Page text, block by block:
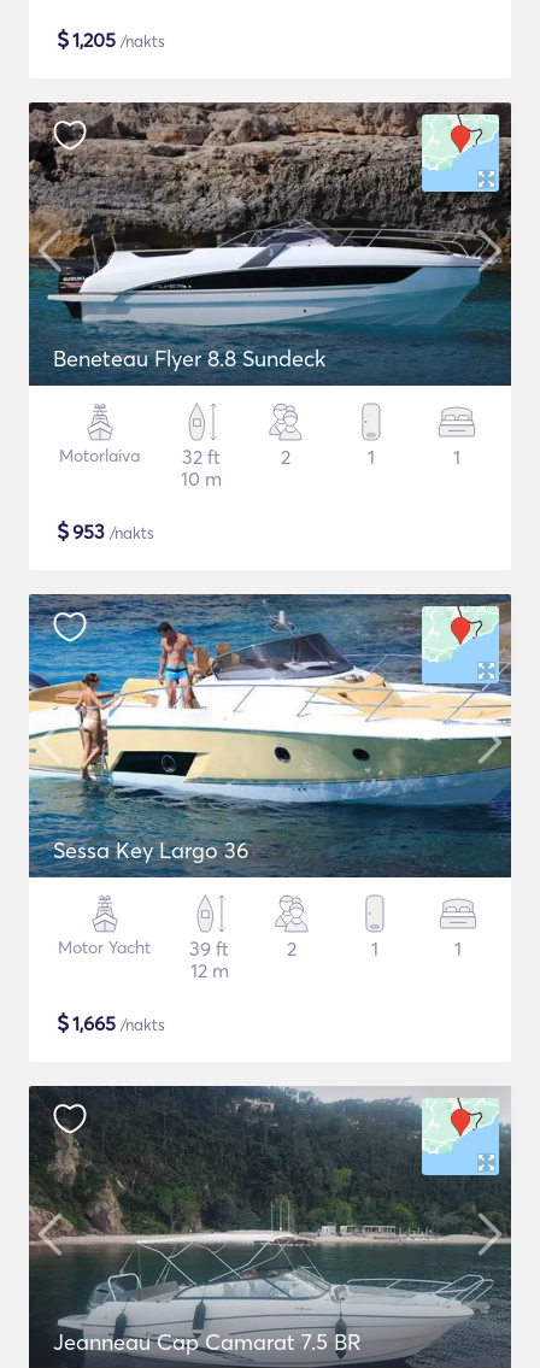
$1,205 /nakts
Beneteau Flyer 8.8 Sundeck
Motorlaiva
32 ft
10 m
2 1 1
$953 /nakts
Sessa Key Largo 36
Motor Yacht
39 ft
12 m
2 1 1
$1,665 /nakts
Jeanneau Cap Camarat 7.5 BR